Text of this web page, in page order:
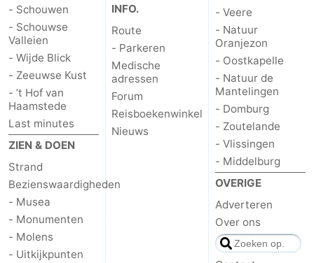
Schouwen-
Duiveland
-
Renesse
Brouwershaven
-
Bruinisse
-
Zierikzee
-
Natuur
Oosterschelde
Natuur
Kop
Walcheren
-
- Schouwen
- Schouwse
Valleien
- Wijde Blick
- Zeeuwse Kust
- ’t Hof van
Haamstede
Last minutes
ZIEN & DOEN
Strand
Bezienswaardigheden
- Musea
- Monumenten
- Molens
- Uitkijkpunten
INFO.
Route
- Parkeren
Medische
adressen
Forum
Reisboekenwinkel
Nieuws
- Veere
- Natuur
Oranjezon
- Oostkapelle
- Natuur de
Mantelingen
- Domburg
- Zoutelande
- Vlissingen
- Middelburg
OVERIGE
Adverteren
Over ons